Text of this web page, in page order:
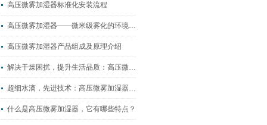
高压微雾加湿器标准化安装流程
高压微雾加湿器——微米级雾化的环境调控艺术
高压微雾加湿器产品组成及原理介绍
解决干燥困扰，提升生活品质：高压微雾加湿器的优势与功能
超细水滴，先进技术：高压微雾加湿器为何成为当今市场上的栋梁
什么是高压微雾加湿器，它有哪些特点？